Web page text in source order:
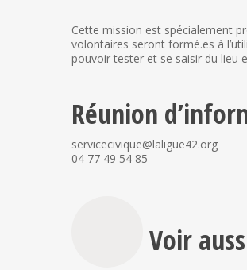
Cette mission est spécialement
volontaires seront formé.es à
pouvoir tester et se saisir du lieu
Réunion
servicecivique@laligue42.org
04 77 49 54 85
Voir